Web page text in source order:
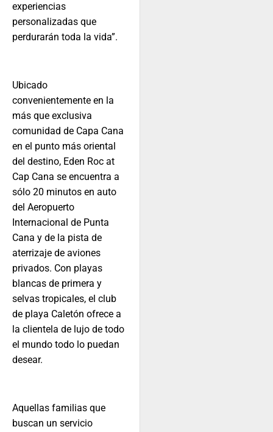
experiencias
personalizadas que
perdurarán toda la vida”.
Ubicado
convenientemente en la
más que exclusiva
comunidad de Capa Cana
en el punto más oriental
del destino, Eden Roc at
Cap Cana se encuentra a
sólo 20 minutos en auto
del Aeropuerto
Internacional de Punta
Cana y de la pista de
aterrizaje de aviones
privados. Con playas
blancas de primera y
selvas tropicales, el club
de playa Caletón ofrece a
la clientela de lujo de todo
el mundo todo lo puedan
desear.
Aquellas familias que
buscan un servicio